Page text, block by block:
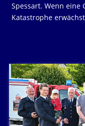
Spessart. Wenn eine
Katastrophe